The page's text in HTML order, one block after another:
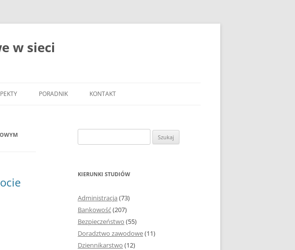
w sieci
PORADNIK
JAK ZBIERAĆ I OPRACOWYWAĆ
BIBLIOGRAFICZNYCH
ZAWARTOŚĆ I ROZMIAR PRACY
DYPLOMOWEJ
KONTAKT
KIERUNKI STUDIÓW
Administracja (73)
Bankowość(207)
Bezpieczeństwo (55)
Doradztwo zawodowe(11)
Dziennikarstwo (12)